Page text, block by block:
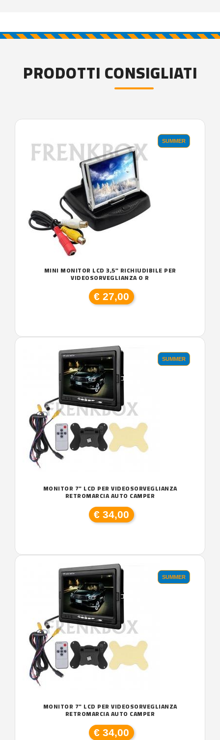
PRODOTTI CONSIGLIATI
SUMMER
MINI MONITOR LCD 3,5" RICHIUDIBILE PER
VIDEOSORVEGLIANZA O R
€ 27,00
SUMMER
MONITOR 7" LCD PER VIDEOSORVEGLIANZA
RETROMARCIA AUTO CAMPER
€ 34,00
SUMMER
MONITOR 7" LCD PER VIDEOSORVEGLIANZA
RETROMARCIA AUTO CAMPER
€ 34,00